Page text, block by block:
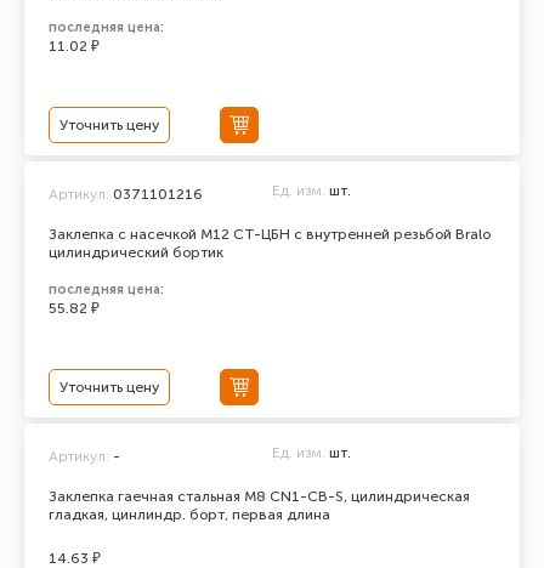
последняя цена:
11.02 ₽
Уточнить цену
Заклепка с насечкой М12 СТ-ЦБН с внутренней резьбой Bralo
цилиндрический бортик
Артикул: 0371101216 Ед. изм. шт.
последняя цена:
55.82 ₽
Уточнить цену
Заклепка гаечная стальная М8 CN1-CB-S, цилиндрическая
гладкая, цинлиндр. борт, первая длина
Артикул: - Ед. изм. шт.
14.63 ₽